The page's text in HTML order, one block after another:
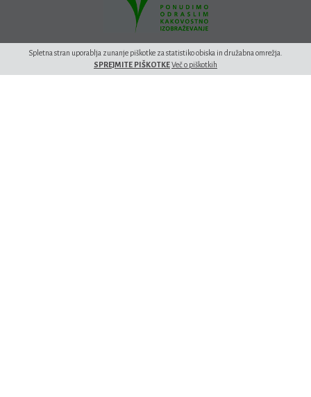
Spletna stran uporablja zunanje piškotke za statistiko obiska in družabna omrežja.
SPREJMITE PIŠKOTKEVeč o piškotkih